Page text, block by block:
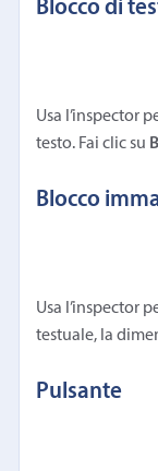
Blocco di
Usa l’inspector
testo. Fai clic su
Blocco
Usa l’inspector
testuale, la
Pulsante